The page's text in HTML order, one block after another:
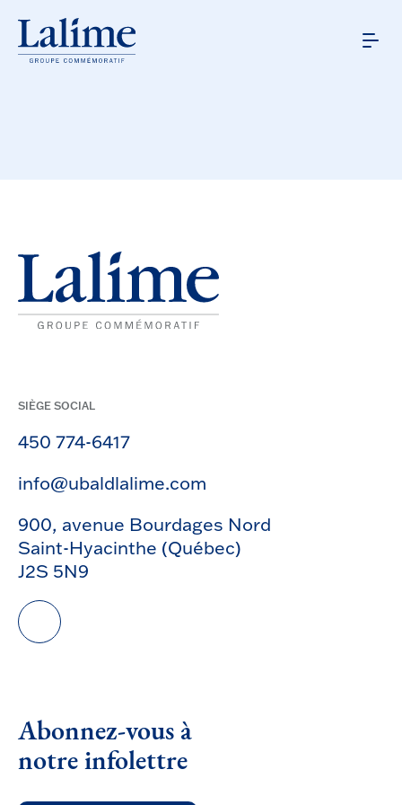
SIÈGE SOCIAL
450 774-6417
info@ubaldlalime.com
900, avenue Bourdages Nord
Saint-Hyacinthe (Québec)
J2S 5N9
Abonnez-vous à
notre infolettre